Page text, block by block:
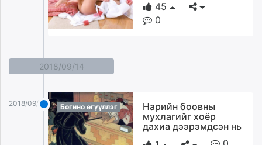
45
0
2018/09/14
2018/09/14 Богино өгүүллэг
Нарийн боовны
мухлагийг хоёр
дахиа дээрэмдсэн нь